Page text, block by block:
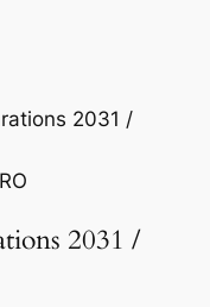
2031 /
2031 /